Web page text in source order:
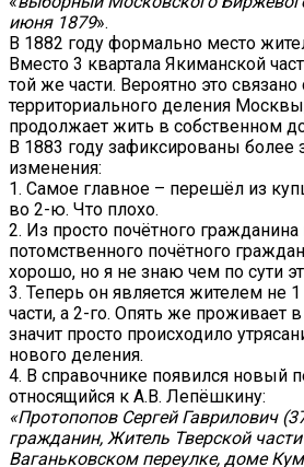
июня 1879».
В 1882 году формально место
Вместо 3 квартала Якиманской
той же части. Вероятно это
территориального деления
продолжает жить в собственном
В 1883 году зафиксированы более
изменения:
1. Самое главное – перешёл из
во 2-ю. Что плохо.
2. Из просто почётного гражданина
потомственного почётного
хорошо, но я не знаю чем по сути
3. Теперь он является жителем не
части, а 2-го. Опять же проживает
значит просто происходило
нового деления.
4. В справочнике появился новый
относящийся к А.В. Лепёшкину:
«Протопопов Сергей Гаврилович
гражданин, Житель Тверской части
Ваганьковском переулке, доме